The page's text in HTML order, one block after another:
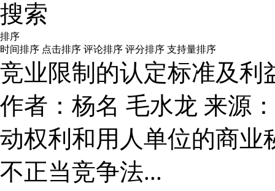
搜索
排序
时间排序 点击排序 评论排序 评分排序 支持量排序
竞业限制的认定标准及利
作者：杨名 毛水龙 来源
动权利和用人单位的商业
不正当竞争法...